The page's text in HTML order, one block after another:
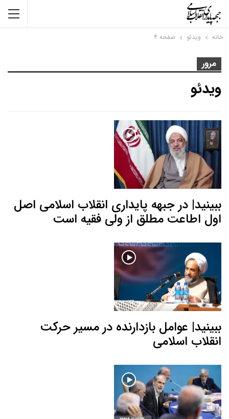
خانه ویدئو صفحه ۴
مرور
ویدئو
ببینید| در جبهه پایداری انقلاب اسلامی اصل
اول اطاعت مطلق از ولی فقیه است
ببینید| عوامل بازدارنده در مسیر حرکت
انقلاب اسلامی